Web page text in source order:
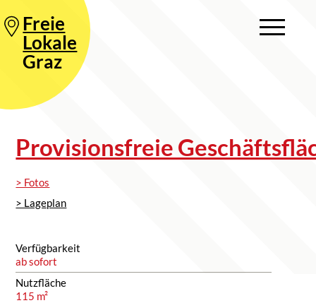
Freie
Lokale
Graz
Provisionsfreie
> Fotos
> Lageplan
Verfügbarkeit
ab sofort
Nutzfläche
115 m²